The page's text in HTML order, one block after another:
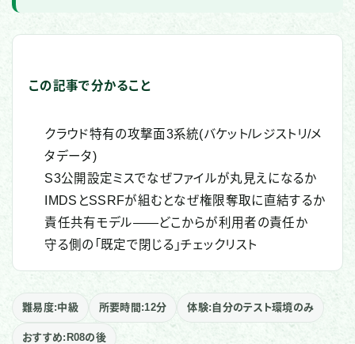
この記事で分かること
クラウド特有の攻撃面3系統(バケット/レジストリ/メ
タデータ)
S3公開設定ミスでなぜファイルが丸見えになるか
IMDSとSSRFが組むとなぜ権限奪取に直結するか
責任共有モデル——どこからが利用者の責任か
守る側の「既定で閉じる」チェックリスト
難易度:中級 所要時間:12分 体験:自分のテスト環境のみ
おすすめ:R08の後